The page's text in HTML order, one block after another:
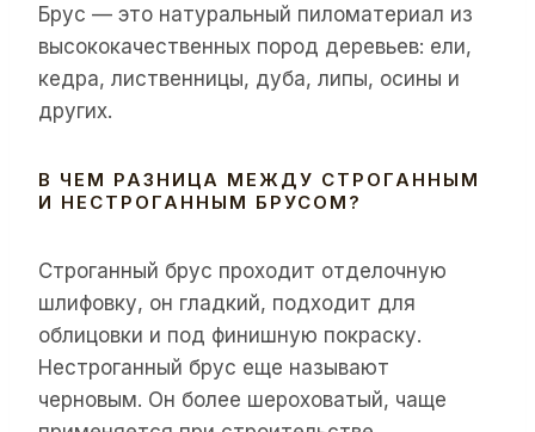
Брус — это натуральный пиломатериал из
высококачественных пород деревьев: ели,
кедра, лиственницы, дуба, липы, осины и
других.
В ЧЕМ РАЗНИЦА МЕЖДУ СТРОГАННЫМ
И НЕСТРОГАННЫМ БРУСОМ?
Строганный брус проходит отделочную
шлифовку, он гладкий, подходит для
облицовки и под финишную покраску.
Нестроганный брус еще называют
черновым. Он более шероховатый, чаще